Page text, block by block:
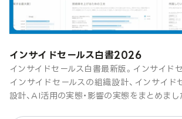
インサイドセールス白書2026
インサイドセールス白書最新版。インサイド
インサイドセールスの組織設計、インサイド
設計、AI活用の実態・影響の実態をまとめまし